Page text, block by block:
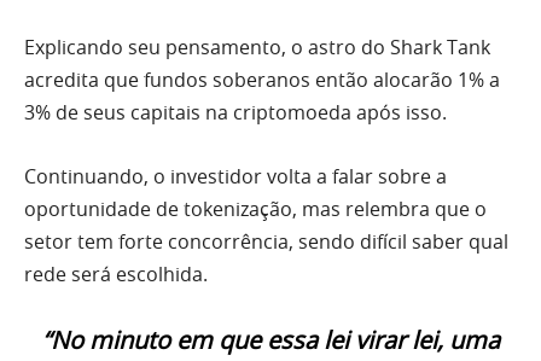
Explicando seu pensamento, o astro do Shark Tank
acredita que fundos soberanos então alocarão 1% a
3% de seus capitais na criptomoeda após isso.
Continuando, o investidor volta a falar sobre a
oportunidade de tokenização, mas relembra que o
setor tem forte concorrência, sendo difícil saber qual
rede será escolhida.
“No minuto em que essa lei virar lei, uma